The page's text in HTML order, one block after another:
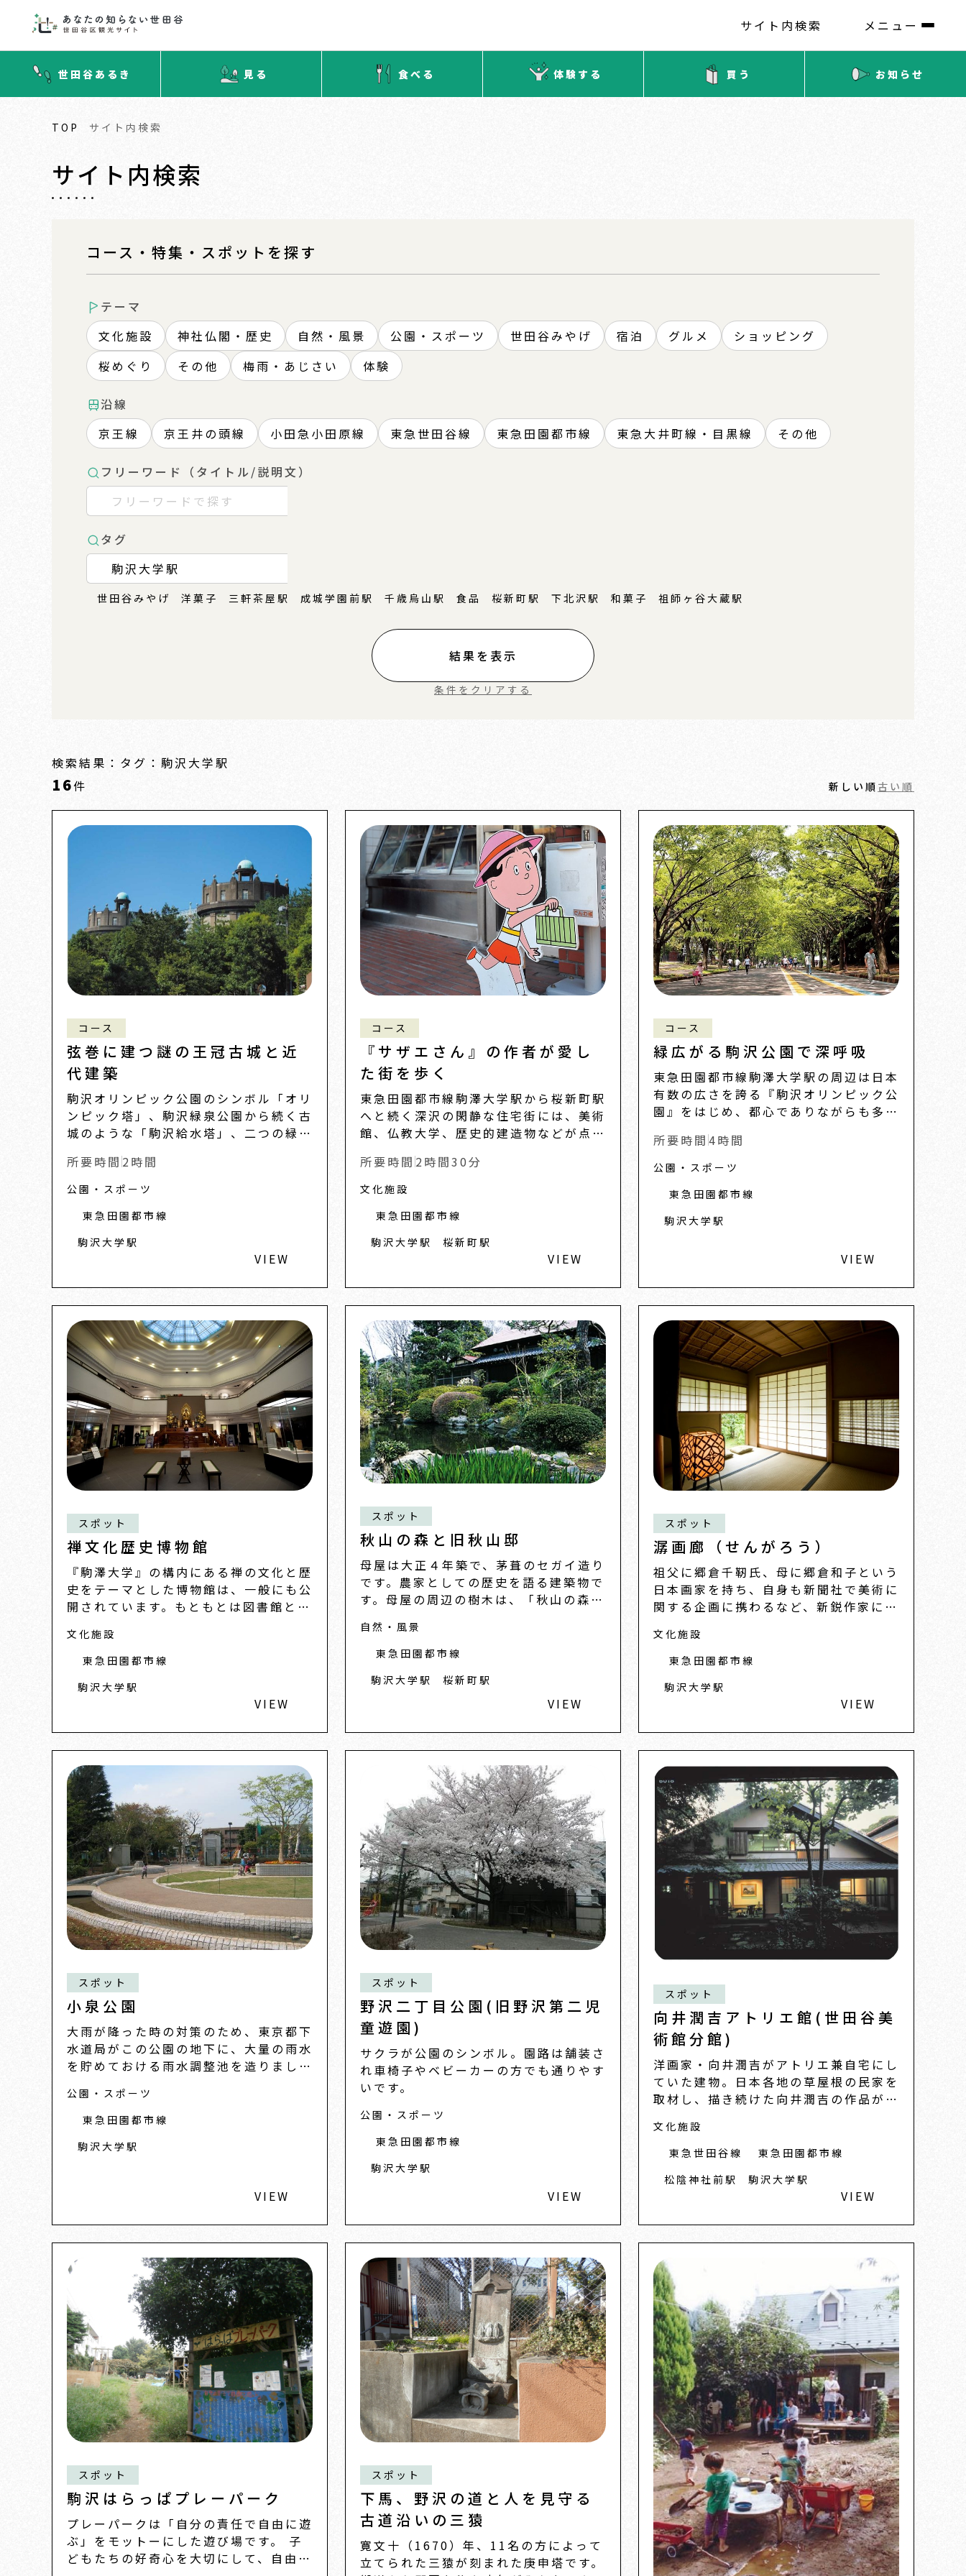
サイト内検索 メニュー
世田谷あるき 見る 食べる 体験する 買う お知らせ
TOP サイト内検索
サイト内検索
コース・特集・スポットを探す
テーマ
文化施設
神社仏閣・歴史 自然・風景 公園・スポーツ 世田谷みやげ 宿泊 グルメ
ショッピング
桜めぐり
その他 梅雨・あじさい 体験
沿線
京王線
京王井の頭線 小田急小田原線 東急世田谷線 東急田園都市線 東急大井町線・目黒線 その他
フリーワード（タイトル/説明文）
タグ
世田谷みやげ 洋菓子 三軒茶屋駅 成城学園前駅 千歳烏山駅 食品 桜新町駅 下北沢駅 和菓子 祖師ヶ谷大蔵駅
結果を表示
条件をクリアする
検索結果：タグ：駒沢大学駅
16件 新しい順 古い順
コース
弦巻に建つ謎の王冠古城と近
代建築
駒沢オリンピック公園のシンボル「オリ
ンピック塔」、駒沢緑泉公園から続く古
城のような「駒沢給水塔」、二つの緑道
をめぐるコースです。
所要時間 2時間
公園・スポーツ
東急田園都市線
駒沢大学駅
VIEW
コース
『サザエさん』の作者が愛し
た街を歩く
東急田園都市線駒澤大学駅から桜新町駅
へと続く深沢の閑静な住宅街には、美術
館、仏教大学、歴史的建造物などが点
ながら歩きましょう。
所要時間 2時間30分
文化施設
東急田園都市線
駒沢大学駅
桜新町駅
VIEW
コース
緑広がる駒沢公園で深呼吸
東急田園都市線駒澤大学駅の周辺は日本
有数の広さを誇る『駒沢オリンピック公
園』をはじめ、都心でありながらも多く
きを感じながら、ゆったりと散策しまし
ょう。
所要時間 4時間
公園・スポーツ
東急田園都市線
駒沢大学駅
VIEW
スポット
禅文化歴史博物館
『駒澤大学』の構内にある禅の文化と歴
史をテーマとした博物館は、一般にも公
開されています。もともとは図書館とし
榮蔵氏が設計し、昭和3年に完成したも
の。ステンドグラスや...
文化施設
東急田園都市線
駒沢大学駅
VIEW
スポット
秋山の森と旧秋山邸
母屋は大正４年築で、茅葺のセガイ造り
です。農家としての歴史を語る建築物で
す。母屋の周辺の樹木は、「秋山の森」
自然・風景
東急田園都市線
駒沢大学駅
桜新町駅
VIEW
スポット
潺画廊（せんがろう）
祖父に郷倉千靭氏、母に郷倉和子という
日本画家を持ち、自身も新聞社で美術に
関する企画に携わるなど、新鋭作家によ
ナーを務める画廊。祖父のアトリエだっ
たという築70年の数...
文化施設
東急田園都市線
駒沢大学駅
VIEW
スポット
小泉公園
大雨が降った時の対策のため、東京都下
水道局がこの公園の地下に、大量の雨水
を貯めておける雨水調整池を造りまし
上部施設が新しい施設に造り替えられま
した。地域の皆さんの声...
公園・スポーツ
東急田園都市線
駒沢大学駅
VIEW
スポット
野沢二丁目公園(旧野沢第二児
童遊園)
サクラが公園のシンボル。園路は舗装さ
れ車椅子やベビーカーの方でも通りやす
いです。
公園・スポーツ
東急田園都市線
駒沢大学駅
VIEW
スポット
向井潤吉アトリエ館(世田谷美
術館分館)
洋画家・向井潤吉がアトリエ兼自宅にし
ていた建物。日本各地の草屋根の民家を
取材し、描き続けた向井潤吉の作品が展
が使われ、雑木の繁る緑豊かな庭を眺め
ながらゆっくりとした...
文化施設
東急世田谷線
東急田園都市線
松陰神社前駅
駒沢大学駅
VIEW
スポット
駒沢はらっぱプレーパーク
プレーパークは「自分の責任で自由に遊
ぶ」をモットーにした遊び場です。 子
どもたちの好奇心を大切にして、自由に
スポット
下馬、野沢の道と人を見守る
古道沿いの三猿
寛文十（1670）年、11名の方によって
立てられた三猿が刻まれた庚申塔です。